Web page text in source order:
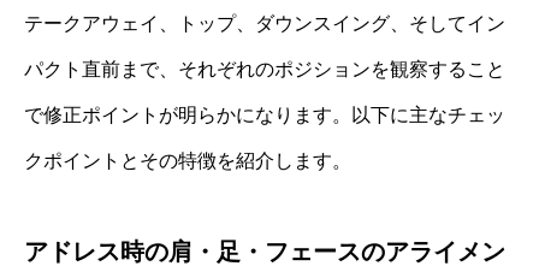
テークアウェイ、トップ、ダウンスイング、そしてイン
パクト直前まで、それぞれのポジションを観察すること
で修正ポイントが明らかになります。以下に主なチェッ
クポイントとその特徴を紹介します。
アドレス時の肩・足・フェースのアライメン